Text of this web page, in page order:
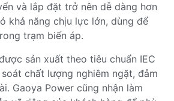
và lắp đặt trở nên dễ dàng hơn
khả năng chịu lực lớn, dùng để
trạm biến áp.
sản xuất theo tiêu chuẩn IEC
chất lượng nghiêm ngặt, đảm
Gaoya Power cũng nhận làm